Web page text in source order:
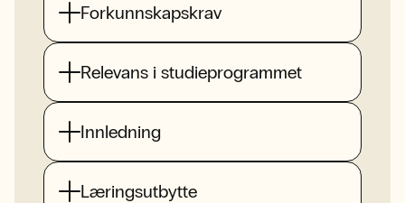
Forkunnskapskrav
Relevans i studieprogrammet
Innledning
Læringsutbytte